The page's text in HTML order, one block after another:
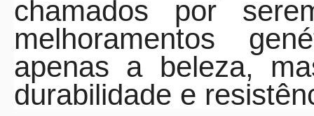
chamados por
melhoramentos
apenas a beleza,
durabilidade e